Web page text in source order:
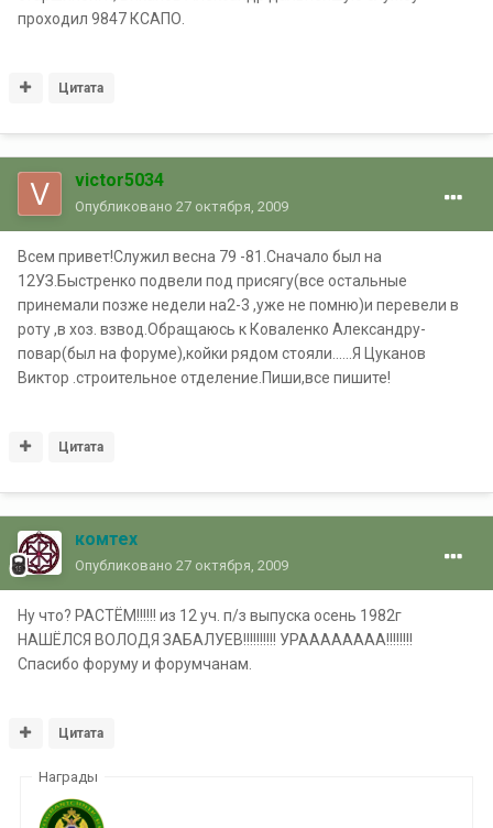
проходил 9847 КСАПО.
Цитата
victor5034
Опубликовано 27 октября, 2009
Всем привет!Служил весна 79 -81.Сначало был на
12УЗ.Быстренко подвели под присягу(все остальные
принемали позже недели на2-3 ,уже не помню)и перевели в
роту ,в хоз. взвод.Обращаюсь к Коваленко Александру-
повар(был на форуме),койки рядом стояли......Я Цуканов
Виктор .строительное отделение.Пиши,все пишите!
Цитата
комтех
Опубликовано 27 октября, 2009
Ну что? РАСТЁМ!!!!!! из 12 уч. п/з выпуска осень 1982г
НАШЁЛСЯ ВОЛОДЯ ЗАБАЛУЕВ!!!!!!!!!! УРАААААААА!!!!!!!!
Спасибо форуму и форумчанам.
Цитата
Награды